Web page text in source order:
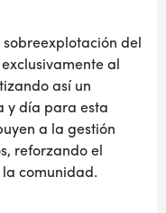
del
al
así un
y día para esta
a la gestión
reforzando el
comunidad.